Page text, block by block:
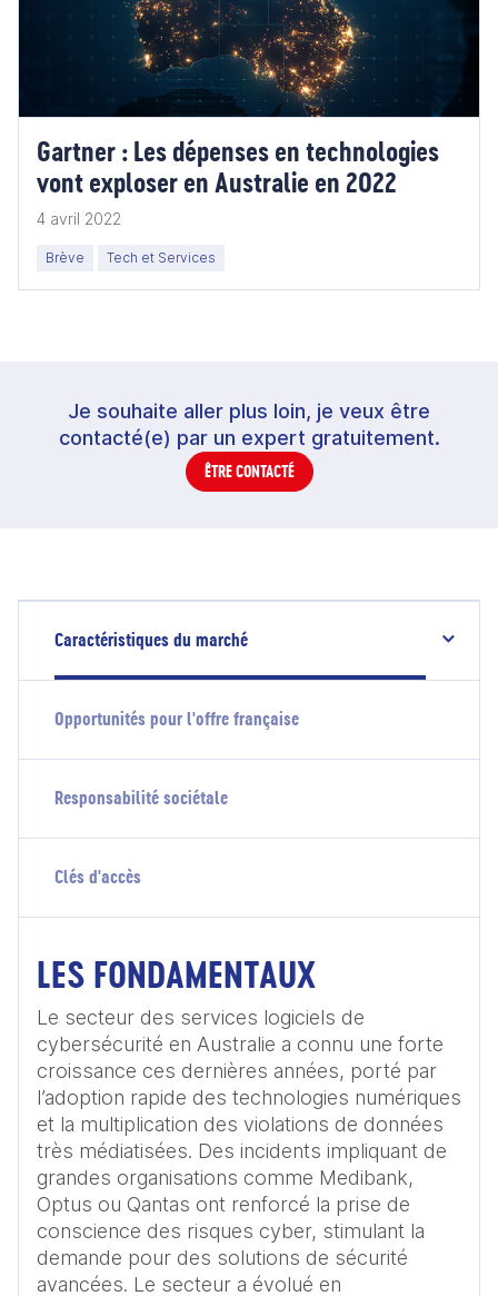
Gartner : Les dépenses en technologies
vont exploser en Australie en 2022
4 avril 2022
Brève Tech et Services
Je souhaite aller plus loin, je veux être
contacté(e) par un expert gratuitement.
ÊTRE CONTACTÉ
Caractéristiques du marché
Opportunités pour l'offre française
Responsabilité sociétale
Clés d'accès
LES FONDAMENTAUX
Le secteur des services logiciels de
cybersécurité en Australie a connu une forte
croissance ces dernières années, porté par
l’adoption rapide des technologies numériques
et la multiplication des violations de données
très médiatisées. Des incidents impliquant de
grandes organisations comme Medibank,
Optus ou Qantas ont renforcé la prise de
conscience des risques cyber, stimulant la
demande pour des solutions de sécurité
avancées. Le secteur a évolué en